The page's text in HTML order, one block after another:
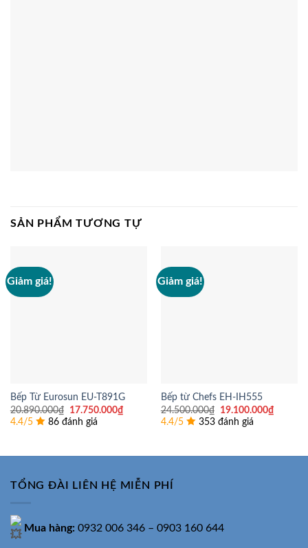
SẢN PHẨM TƯƠNG TỰ
Giảm giá!
Bếp Từ Eurosun EU-T891G
20.890.000₫
Giá
gốc
là:
17.750.000₫Giá
hiện
4.4/5 86 đánh giá
Giảm giá!
Bếp từ Chefs EH-IH555
24.500.000₫
Giá
gốc
là:
19.100.000₫Giá
hiện
4.4/5 353 đánh giá
TỔNG ĐÀI LIÊN HỆ MIỄN PHÍ
Mua hàng: 0932 006 346 – 0903 160 644